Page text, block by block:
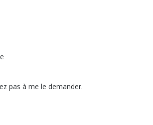
pas à me le demander.